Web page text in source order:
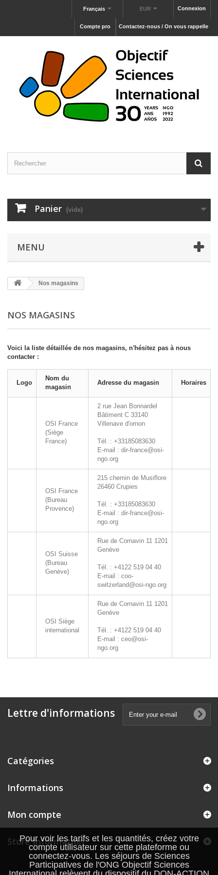
Pour voir les tarifs et les quantités, créez votre
compte utilisateur sur cette plateforme ou
connectez-vous. Les séjours de Sciences
Participatives de l'ONG Objectif Sciences
Connexion
EUR
Français
Contactez-nous / On vous rappelle
Compte pro
Panier (vide)
MENU
Nos magasins
NOS MAGASINS
Voici la liste détaillée de nos magasins, n'hésitez pas à nous
contacter :
Logo
Nom du
magasin
Adresse du magasin Horaires
OSI France
(Siège
France)
2 rue Jean Bonnardel
Bâtiment C 33140
Villenave d'ornon
Tél. : +33185083630
E-mail : dir-france@osi-
ngo.org
OSI France
(Bureau
Provence)
215 chemin de Musiflore
26460 Crupies
Tél. : +33185083630
E-mail : dir-france@osi-
ngo.org
OSI Suisse
(Bureau
Genève)
Rue de Cornavin 11 1201
Genève
Tél. : +4122 519 04 40
E-mail : coo-
switzerland@osi-ngo.org
OSI Siège
international
Rue de Cornavin 11 1201
Genève
Tél. : +4122 519 04 40
E-mail : ceo@osi-
ngo.org
Lettre d'informations
Catégories
Informations
Mon compte
Store Information